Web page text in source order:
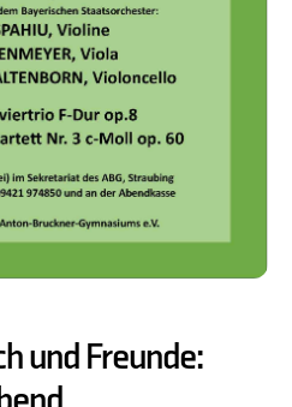
und Freunde: